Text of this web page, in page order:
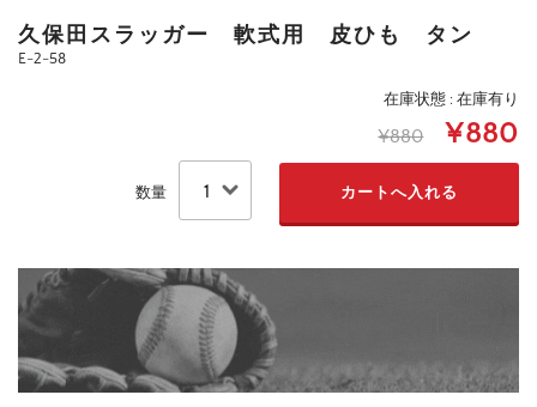
久保田スラッガー 軟式用 皮ひも タン
E-2-58
在庫状態 : 在庫有り
¥880 ¥880
数量